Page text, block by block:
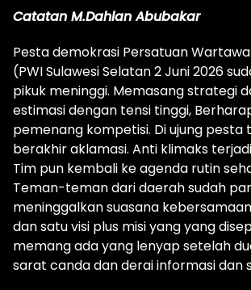
Catatan M.Dahlan Abubakar
Pesta demokrasi Persatuan
(PWI Sulawesi Selatan 2 Juni 2026
pikuk meninggi. Memasang strategi
estimasi dengan tensi tinggi,
pemenang kompetisi. Di ujung pesta
berakhir aklamasi. Anti klimaks
Tim pun kembali ke agenda rutin
Teman-teman dari daerah sudah
meninggalkan suasana
dan satu visi plus misi yang yang
memang ada yang lenyap setelah
sarat canda dan derai informasi dan